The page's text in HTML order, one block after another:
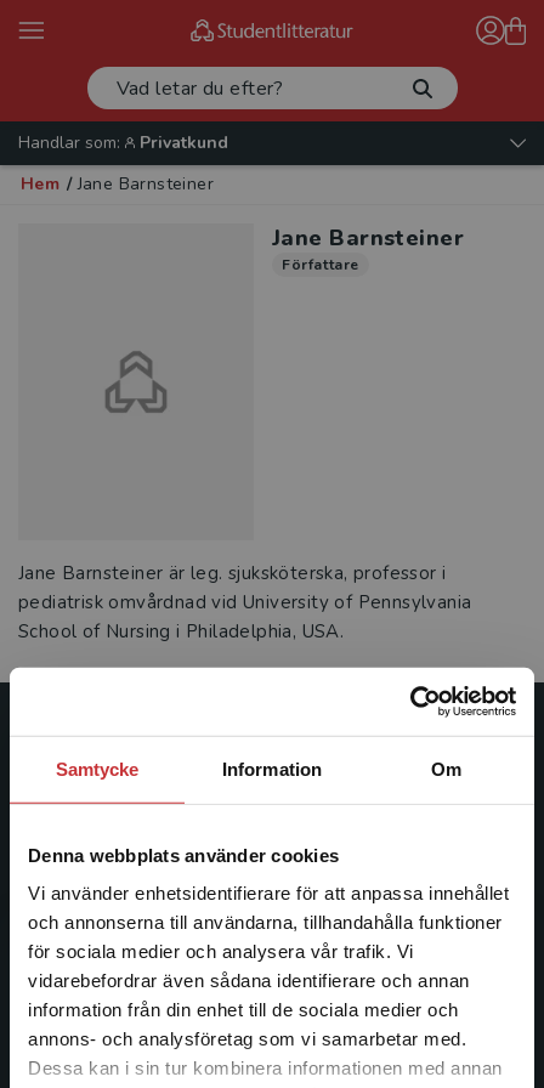
Samtycke Information Om
Denna webbplats använder cookies
Vi använder enhetsidentifierare för att anpassa innehållet
och annonserna till användarna, tillhandahålla funktioner
för sociala medier och analysera vår trafik. Vi
vidarebefordrar även sådana identifierare och annan
information från din enhet till de sociala medier och
annons- och analysföretag som vi samarbetar med.
Dessa kan i sin tur kombinera informationen med annan
Begränsad fraktregion
Handlar som:
Privatkund
Hem / Jane Barnsteiner
Jane Barnsteiner
Författare
Jane Barnsteiner är leg. sjuksköterska, professor i
pediatrisk omvårdnad vid University of Pennsylvania
School of Nursing i Philadelphia, USA.
Studentlitteratur
Studentlitteratur grundades 1963 och är idag Sveriges
facklitteratur, utbildningar och digitala
informationstjänster i utbudet, finns Studentlitteratur med
längs hela kunskapsresan.
Kontakta oss
Kontakta oss